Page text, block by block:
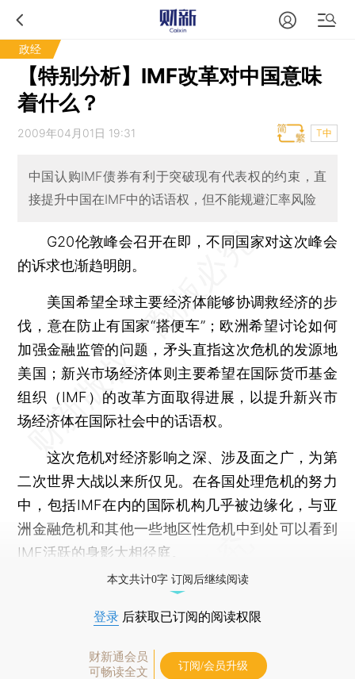
政经
【特别分析】IMF改革对中国意味
着什么？
2009年04月01日 19:31 T中
中国认购IMF债券有利于突破现有代表权的约束，直
接提升中国在IMF中的话语权，但不能规避汇率风险
G20伦敦峰会召开在即，不同国家对这次峰会
的诉求也渐趋明朗。
美国希望全球主要经济体能够协调救经济的步
伐，意在防止有国家“搭便车”；欧洲希望讨论如何
加强金融监管的问题，矛头直指这次危机的发源地
美国；新兴市场经济体则主要希望在国际货币基金
组织（IMF）的改革方面取得进展，以提升新兴市
场经济体在国际社会中的话语权。
这次危机对经济影响之深、涉及面之广，为第
二次世界大战以来所仅见。在各国处理危机的努力
中，包括IMF在内的国际机构几乎被边缘化，与亚
洲金融危机和其他一些地区性危机中到处可以看到
IMF活跃的身影大相径庭。
本文共计0字 订阅后继续阅读
登录 后获取已订阅的阅读权限
财新通会员
可畅读全文
订阅/会员升级